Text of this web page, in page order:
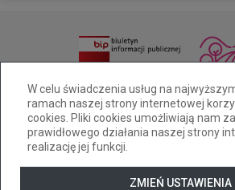
W celu świadczenia usług na
ramach naszej strony internetowej
cookies. Pliki cookies umożliwiają nam
prawidłowego działania naszej strony
realizację jej funkcji.
ZMIEŃ USTAWIENIA
(33 )81 6-49-65/515-
sp25@cuw.bielsko-biala.pl
Deklaracja
Tryb wysokiego